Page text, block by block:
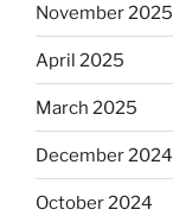
November 2025
April 2025
March 2025
December 2024
October 2024